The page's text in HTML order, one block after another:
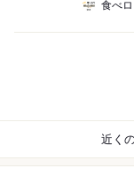
食べ
近く